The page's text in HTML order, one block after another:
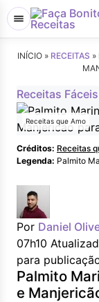
INÍCIO » RECEITAS »
Receitas Fáceis
Receitas que Amo
Créditos: Receitas
Legenda: Palmito
Por Daniel
07h10
para
Palmito
e